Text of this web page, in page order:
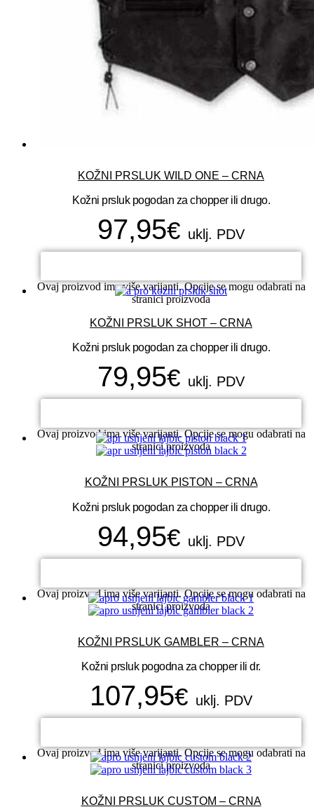
KOŽNI PRSLUK WILD ONE – CRNA
Kožni prsluk pogodan za chopper ili drugo.
97,95€ uklj. PDV
Ovaj proizvod ima više varijanti. Opcije se mogu odabrati na
stranici proizvoda
KOŽNI PRSLUK SHOT – CRNA
Kožni prsluk pogodan za chopper ili drugo.
79,95€ uklj. PDV
Ovaj proizvod ima više varijanti. Opcije se mogu odabrati na
stranici proizvoda
KOŽNI PRSLUK PISTON – CRNA
Kožni prsluk pogodan za chopper ili drugo.
94,95€ uklj. PDV
Ovaj proizvod ima više varijanti. Opcije se mogu odabrati na
stranici proizvoda
KOŽNI PRSLUK GAMBLER – CRNA
Kožni prsluk pogodna za chopper ili dr.
107,95€ uklj. PDV
Ovaj proizvod ima više varijanti. Opcije se mogu odabrati na
stranici proizvoda
KOŽNI PRSLUK CUSTOM – CRNA